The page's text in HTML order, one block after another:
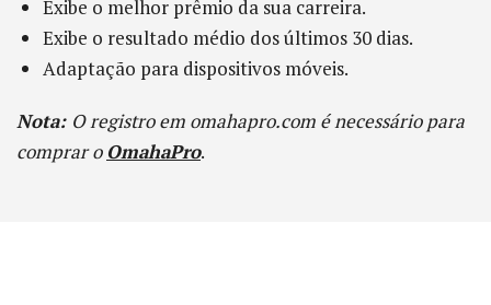
Exibe o melhor prêmio da sua carreira.
Exibe o resultado médio dos últimos 30 dias.
Adaptação para dispositivos móveis.
Nota: O registro em omahapro.com é necessário para
comprar o OmahaPro.